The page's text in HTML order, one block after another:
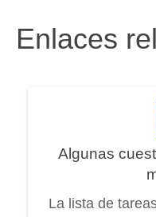
Enlaces
Algunas
La lista de